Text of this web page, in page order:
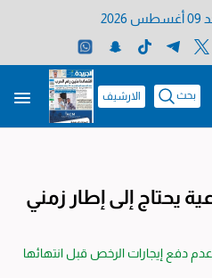
بحث الارشيف
يحتاج إلى إطار زمني
دفع إيجارات الرخص قبل انتهائها